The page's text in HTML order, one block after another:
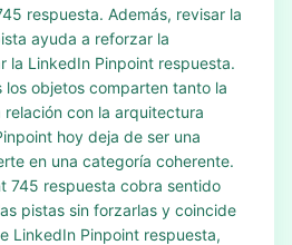
respuesta. Además, revisar la
ayuda a reforzar la
la LinkedIn Pinpoint respuesta.
objetos comparten tanto la
con la arquitectura
hoy deja de ser una
en una categoría coherente.
745 respuesta cobra sentido
pistas sin forzarlas y coincide
LinkedIn Pinpoint respuesta,